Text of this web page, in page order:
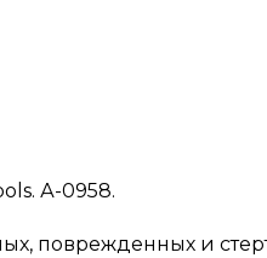
А-0958.
поврежденных и